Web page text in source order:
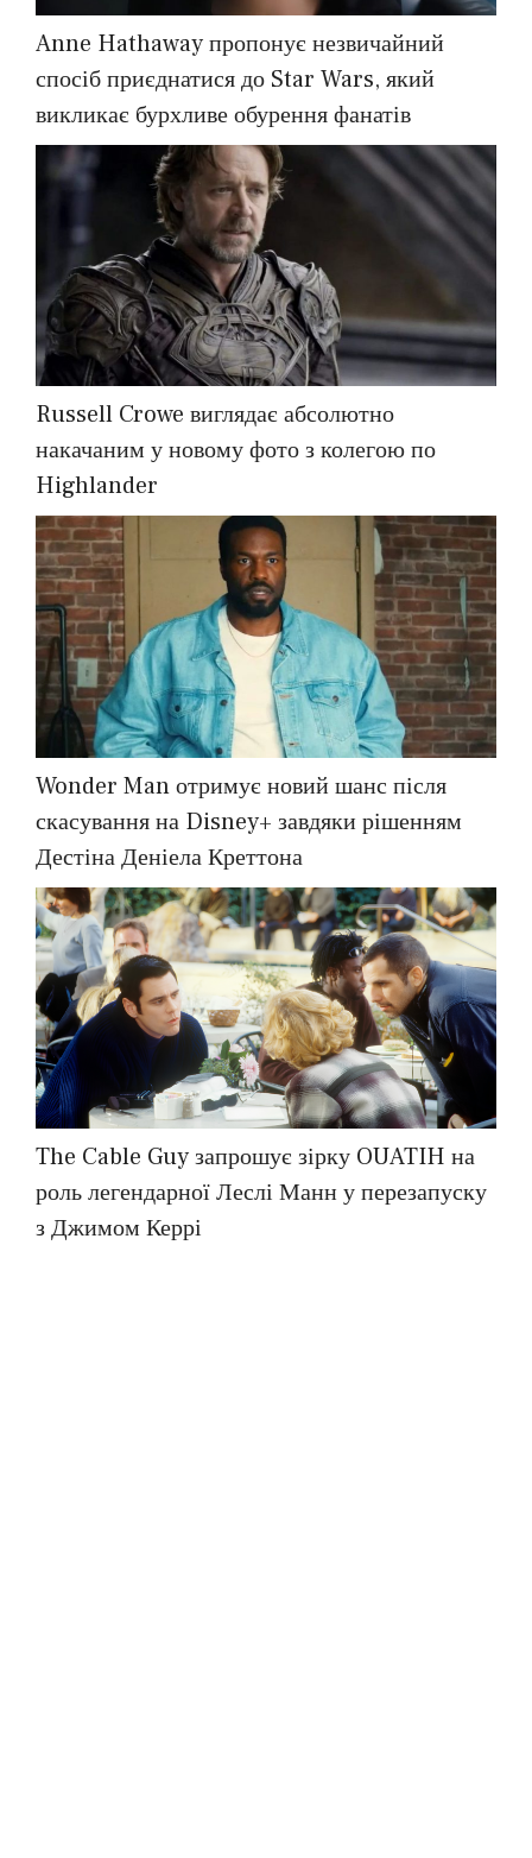
Anne Hathaway пропонує незвичайний
спосіб приєднатися до Star Wars, який
викликає бурхливе обурення фанатів
Russell Crowe виглядає абсолютно
накачаним у новому фото з колегою по
Highlander
Wonder Man отримує новий шанс після
скасування на Disney+ завдяки рішенням
Дестіна Деніела Креттона
The Cable Guy запрошує зірку OUATIH на
роль легендарної Леслі Манн у перезапуску
з Джимом Керрі